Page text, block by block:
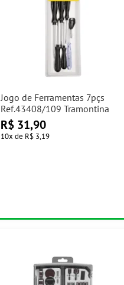
Jogo de Ferramentas 7pçs
Ref.43408/109 Tramontina
R$ 31,90
10x de R$ 3,19